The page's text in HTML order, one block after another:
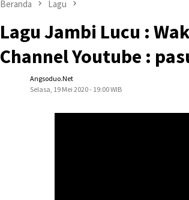
Beranda Lagu
Lagu Jambi Lucu :
Channel Youtube :
Angsoduo.net
Selasa, 19 Mei 2020 - 19:00 WIB